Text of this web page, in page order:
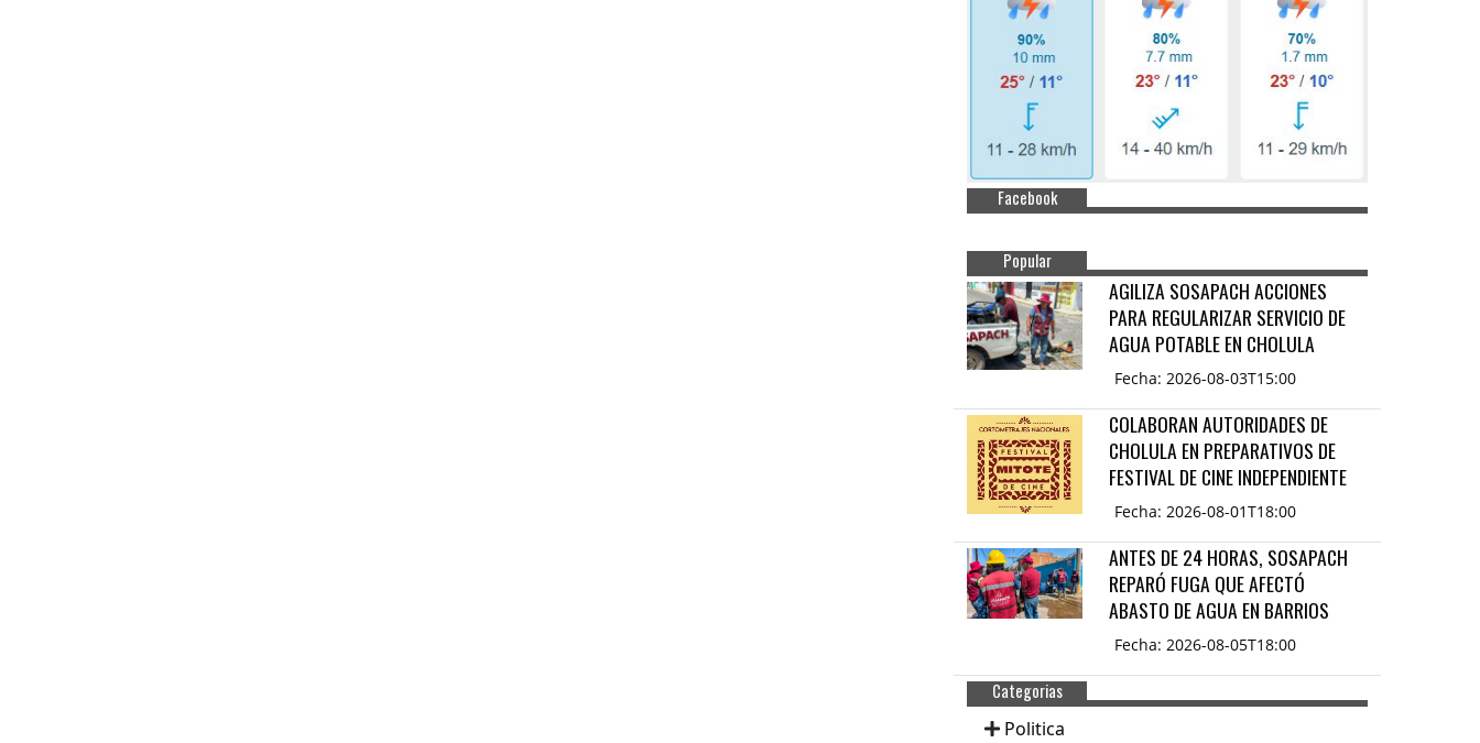
Facebook
Popular
AGILIZA SOSAPACH ACCIONES
PARA REGULARIZAR SERVICIO DE
AGUA POTABLE EN CHOLULA
Fecha: 2026-08-03T15:00
COLABORAN AUTORIDADES DE
CHOLULA EN PREPARATIVOS DE
FESTIVAL DE CINE INDEPENDIENTE
Fecha: 2026-08-01T18:00
ANTES DE 24 HORAS, SOSAPACH
REPARÓ FUGA QUE AFECTÓ
ABASTO DE AGUA EN BARRIOS
Fecha: 2026-08-05T18:00
Categorias
Politica